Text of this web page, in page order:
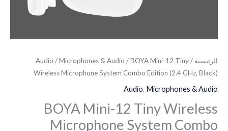
الرئيسية /
Audio /Microphones & Audio / BOYA Mini-12 Tiny
Wireless Microphone System Combo Edition (2.4 GHz, Black)
Audio, Microphones & Audio
BOYA Mini-12 Tiny Wireless
Microphone System Combo